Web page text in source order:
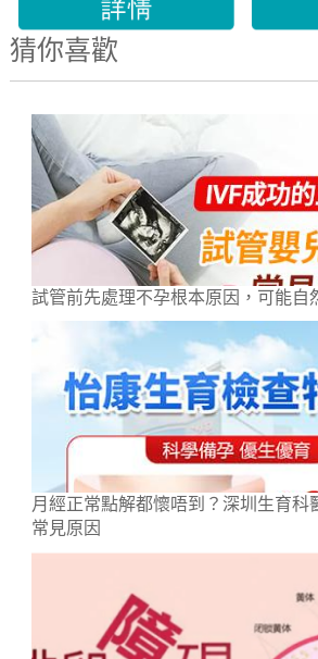
猜你喜歡
試管前先處理不孕根本原因，可能自
月經正常點解都懷唔到？深圳生育科
常見原因